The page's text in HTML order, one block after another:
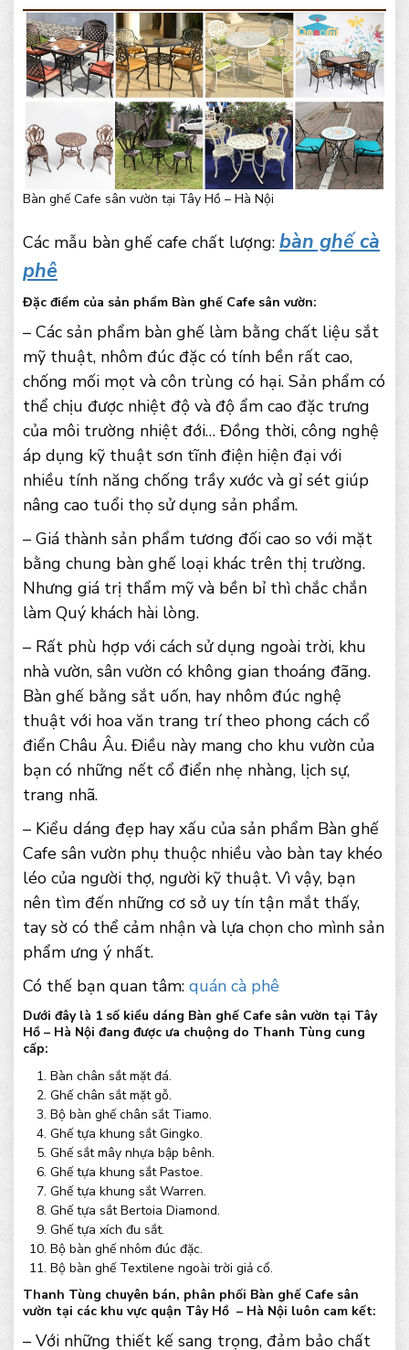
Bàn ghế Cafe sân vườn tại Tây Hồ – Hà Nội
Các mẫu bàn ghế cafe chất lượng: bàn ghế cà
phê
Đặc điểm của sản phẩm Bàn ghế Cafe sân vườn:
– Các sản phẩm bàn ghế làm bằng chất liệu sắt
mỹ thuật, nhôm đúc đặc có tính bền rất cao,
chống mối mọt và côn trùng có hại. Sản phẩm có
thể chịu được nhiệt độ và độ ẩm cao đặc trưng
của môi trường nhiệt đới… Đồng thời, công nghệ
áp dụng kỹ thuật sơn tĩnh điện hiện đại với
nhiều tính năng chống trầy xước và gỉ sét giúp
nâng cao tuổi thọ sử dụng sản phẩm.
– Giá thành sản phẩm tương đối cao so với mặt
bằng chung bàn ghế loại khác trên thị trường.
Nhưng giá trị thẩm mỹ và bền bỉ thì chắc chắn
làm Quý khách hài lòng.
– Rất phù hợp với cách sử dụng ngoài trời, khu
nhà vườn, sân vườn có không gian thoáng đãng.
Bàn ghế bằng sắt uốn, hay nhôm đúc nghệ
thuật với hoa văn trang trí theo phong cách cổ
điển Châu Âu. Điều này mang cho khu vườn của
bạn có những nết cổ điển nhẹ nhàng, lịch sự,
trang nhã.
– Kiểu dáng đẹp hay xấu của sản phẩm Bàn ghế
Cafe sân vườn phụ thuộc nhiều vào bàn tay khéo
léo của người thợ, người kỹ thuật. Vì vậy, bạn
nên tìm đến những cơ sở uy tín tận mắt thấy,
tay sờ có thể cảm nhận và lựa chọn cho mình sản
phẩm ưng ý nhất.
Có thế bạn quan tâm: quán cà phê
Dưới đây là 1 số kiểu dáng Bàn ghế Cafe sân vườn tại Tây
Hồ – Hà Nội đang được ưa chuộng do Thanh Tùng cung
cấp:
Bàn chân sắt mặt đá.
Ghế chân sắt mặt gỗ.
Bộ bàn ghế chân sắt Tiamo.
Ghế tựa khung sắt Gingko.
Ghế sắt mây nhựa bập bênh.
Ghế tựa khung sắt Pastoe.
Ghế tựa khung sắt Warren.
Ghế tựa sắt Bertoia Diamond.
Ghế tựa xích đu sắt.
Bộ bàn ghế nhôm đúc đặc.
Bộ bàn ghế Textilene ngoài trời giả cổ.
Thanh Tùng chuyên bán, phân phối Bàn ghế Cafe sân
vườn tại các khu vực quận Tây Hồ – Hà Nội luôn cam kết:
– Với những thiết kế sang trọng, đảm bảo chất